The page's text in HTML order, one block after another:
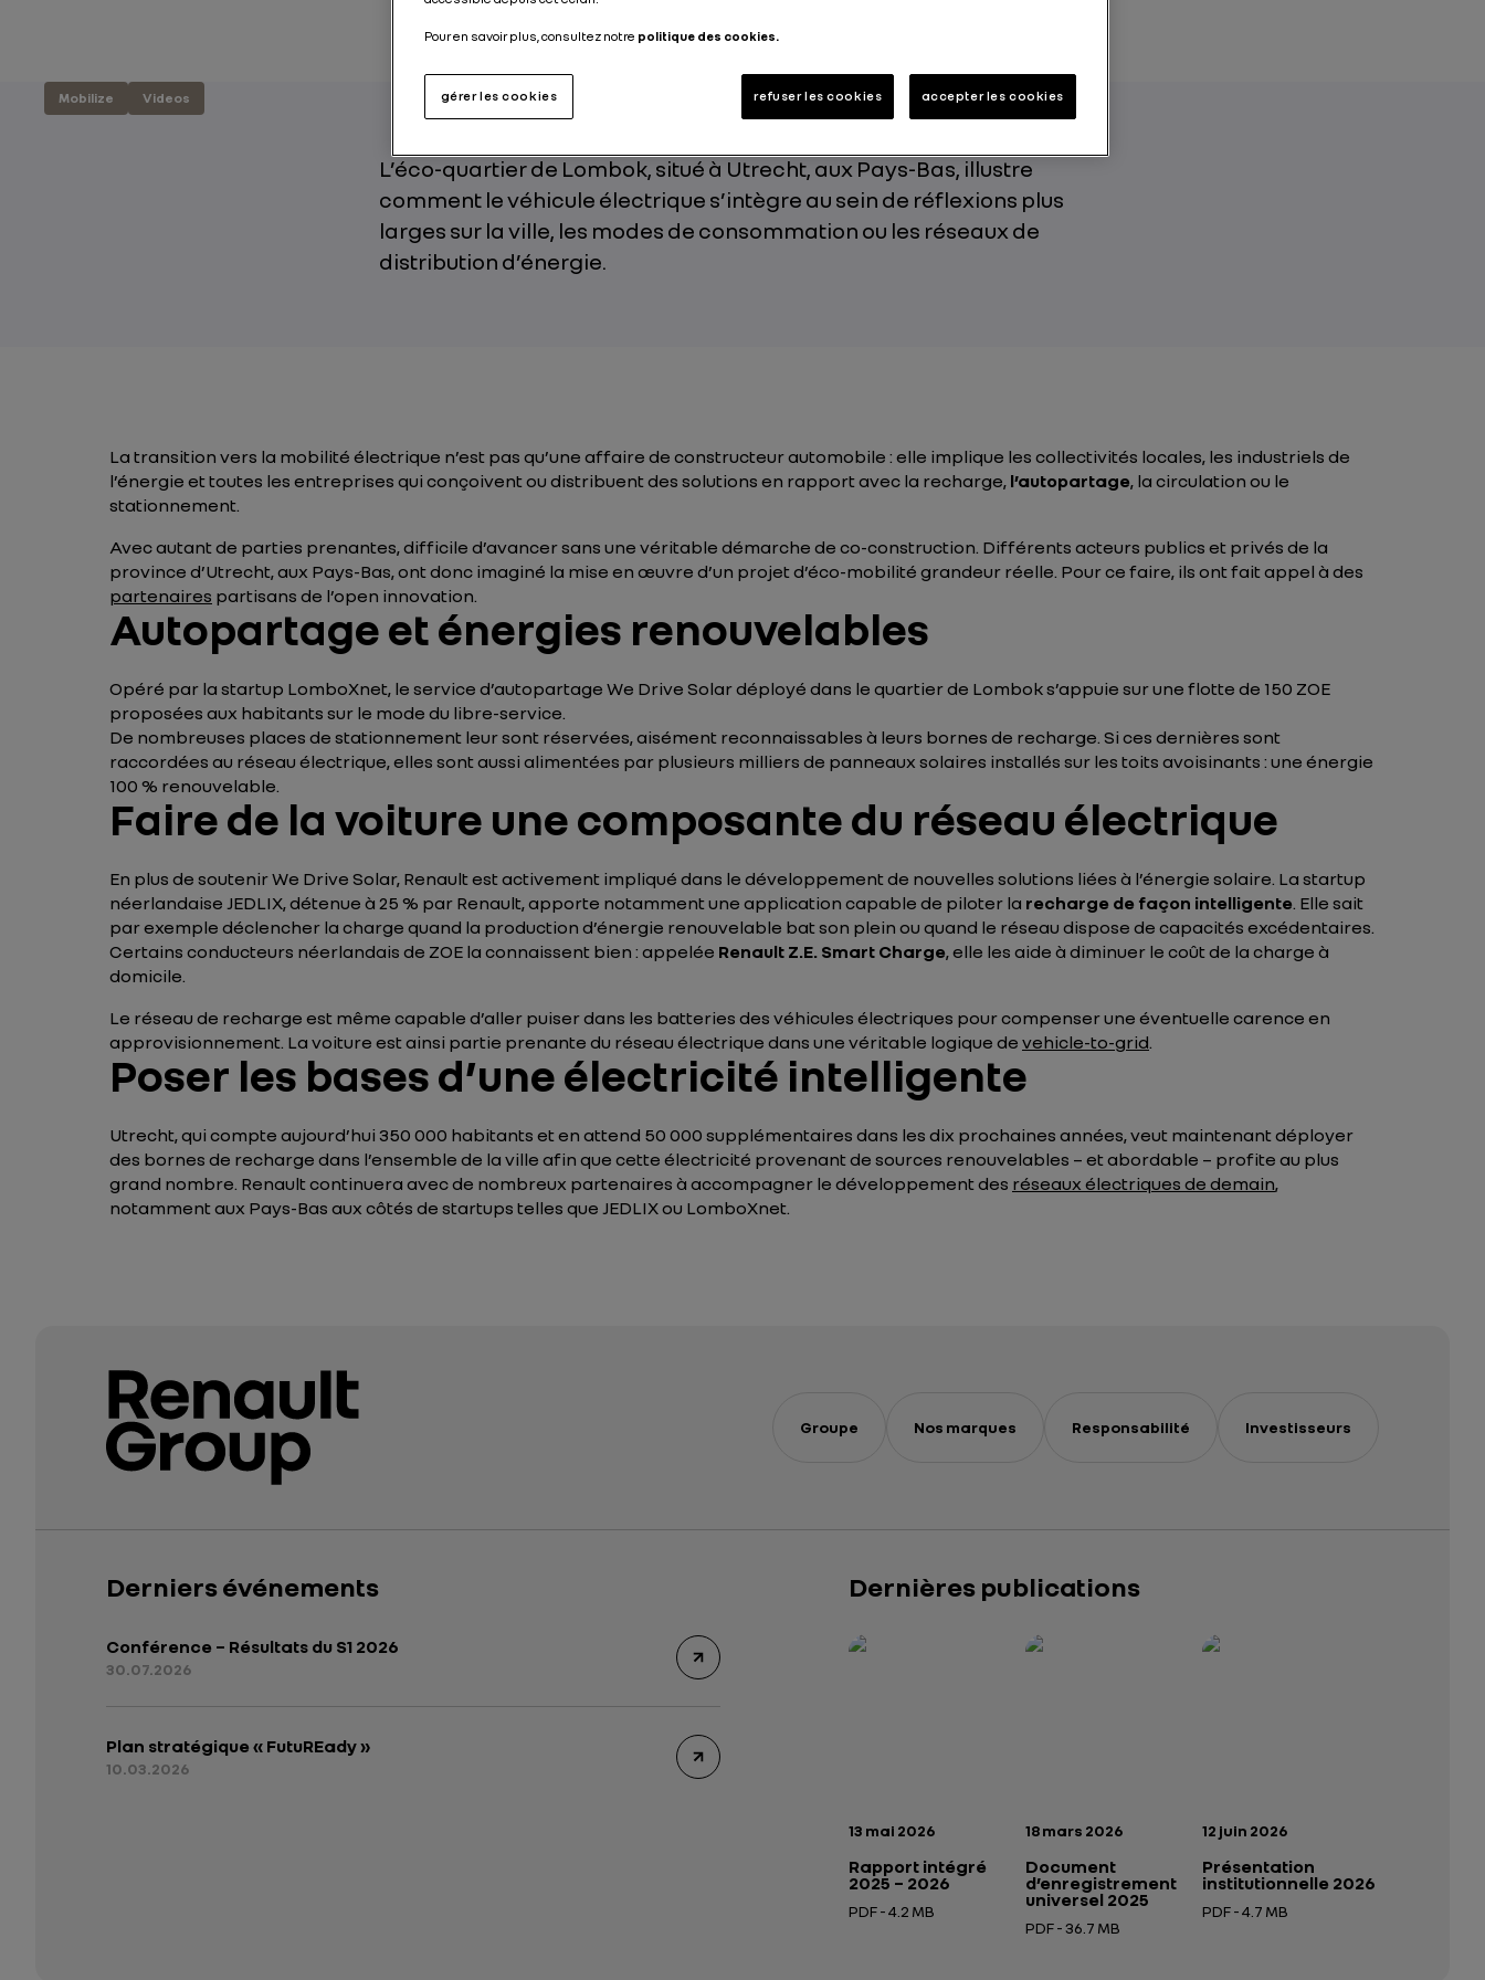
Mobilize Videos
L’éco-quartier de Lombok, situé à Utrecht, aux Pays-Bas, illustre
comment le véhicule électrique s’intègre au sein de réflexions plus
larges sur la ville, les modes de consommation ou les réseaux de
distribution d’énergie.
La transition vers la mobilité électrique n’est pas qu’une affaire de constructeur automobile : elle implique les collectivités locales, les industriels de
l’énergie et toutes les entreprises qui conçoivent ou distribuent des solutions en rapport avec la recharge, l’autopartage, la circulation ou le
stationnement.
Avec autant de parties prenantes, difficile d’avancer sans une véritable démarche de co-construction. Différents acteurs publics et privés de la
province d’Utrecht, aux Pays-Bas, ont donc imaginé la mise en œuvre d’un projet d’éco-mobilité grandeur réelle. Pour ce faire, ils ont fait appel à des
partenaires partisans de l’open innovation.
Autopartage et énergies renouvelables
Opéré par la startup LomboXnet, le service d’autopartage We Drive Solar déployé dans le quartier de Lombok s’appuie sur une flotte de 150 ZOE
proposées aux habitants sur le mode du libre-service.
De nombreuses places de stationnement leur sont réservées, aisément reconnaissables à leurs bornes de recharge. Si ces dernières sont
raccordées au réseau électrique, elles sont aussi alimentées par plusieurs milliers de panneaux solaires installés sur les toits avoisinants : une énergie
100 % renouvelable.
Faire de la voiture une composante du réseau électrique
En plus de soutenir We Drive Solar, Renault est activement impliqué dans le développement de nouvelles solutions liées à l’énergie solaire. La startup
néerlandaise JEDLIX, détenue à 25 % par Renault, apporte notamment une application capable de piloter la recharge de façon intelligente. Elle sait
par exemple déclencher la charge quand la production d’énergie renouvelable bat son plein ou quand le réseau dispose de capacités excédentaires.
Certains conducteurs néerlandais de ZOE la connaissent bien : appelée Renault Z.E. Smart Charge, elle les aide à diminuer le coût de la charge à
domicile.
Le réseau de recharge est même capable d’aller puiser dans les batteries des véhicules électriques pour compenser une éventuelle carence en
approvisionnement. La voiture est ainsi partie prenante du réseau électrique dans une véritable logique de vehicle-to-grid.
Poser les bases d’une électricité intelligente
Utrecht, qui compte aujourd’hui 350 000 habitants et en attend 50 000 supplémentaires dans les dix prochaines années, veut maintenant déployer
des bornes de recharge dans l’ensemble de la ville afin que cette électricité provenant de sources renouvelables – et abordable – profite au plus
grand nombre. Renault continuera avec de nombreux partenaires à accompagner le développement des réseaux électriques de demain,
notamment aux Pays-Bas aux côtés de startups telles que JEDLIX ou LomboXnet.
Groupe Nos marques Responsabilité Investisseurs
Derniers événements
Conférence – Résultats du S1 2026
30.07.2026
Plan stratégique « FutuREady »
10.03.2026
Dernières publications
Date de publication:
13 mai 2026
Rapport intégré
2025 – 2026
PDF - 4.2 MB
Ouverture dans un nouvel onglet
Rapport intégré 2025 – 2026 — données structurées (JSON)
Date de publication:
18 mars 2026
Document
d’enregistrement
universel 2025
PDF - 36.7 MB
Date de publication:
12 juin 2026
Présentation
institutionnelle 2026
PDF - 4.7 MB
Présentation institutionnelle 2026 — données structurées (JSON)
Pour en savoir plus, consultez notre politique des cookies.
gérer les cookies refuser les cookies accepter les cookies